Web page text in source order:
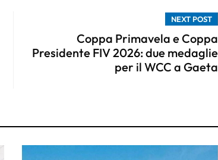
NEXT POST
Coppa Primavela e Coppa
Presidente FIV 2026: due medaglie
per il WCC a Gaeta